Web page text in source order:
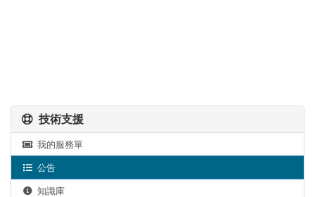
技術支援
我的服務單
公告
知識庫